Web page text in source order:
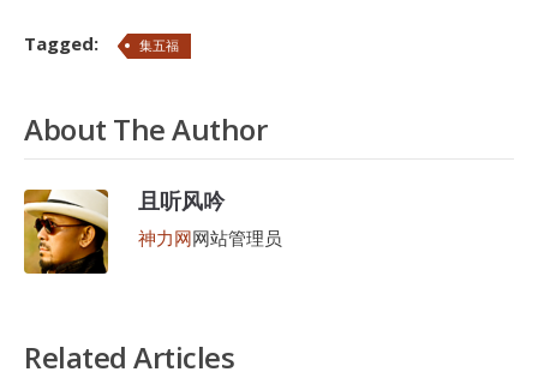
Tagged: 集五福
About The Author
且听风吟
神力网网站管理员
Related Articles